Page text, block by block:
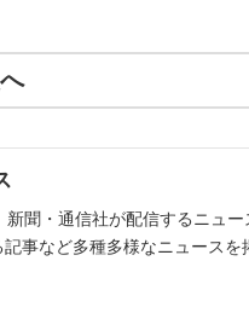
新聞・通信社が配信するニュ
事など多種多様なニュースを